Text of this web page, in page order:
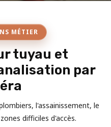
MÉTIER
tuyau et
par
l'assainissement, le
difficiles d'accès.